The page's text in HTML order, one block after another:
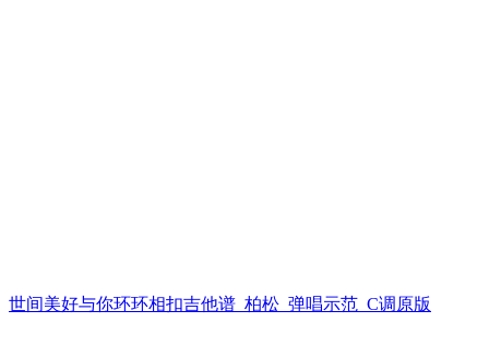
世间美好与你环环相扣吉他谱_柏松_弹唱示范_C调原版